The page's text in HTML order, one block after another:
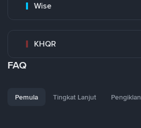
Wise
KHQR
FAQ
Pemula Tingkat Lanjut Pengiklan